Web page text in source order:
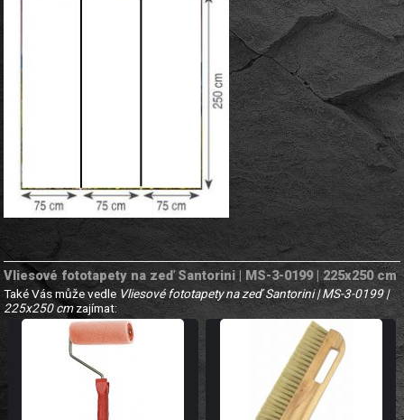
Vliesové fototapety na zeď Santorini | MS-3-0199 | 225x250 cm
Také Vás může vedle Vliesové fototapety na zeď Santorini | MS-3-0199 |
225x250 cmzajímat: